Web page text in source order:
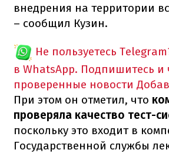
внедрения на территории
– сообщил Кузин.
Не пользуетесь
в WhatsApp. Подпишитесь и
проверенные новости
При этом он отметил, что
проверяла качество тест-
поскольку это входит в
Государственной службы